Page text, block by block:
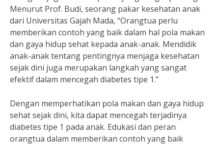
Menurut Prof. Budi, seorang pakar kesehatan anak
dari Universitas Gajah Mada, “Orangtua perlu
memberikan contoh yang baik dalam hal pola makan
dan gaya hidup sehat kepada anak-anak. Mendidik
anak-anak tentang pentingnya menjaga kesehatan
sejak dini juga merupakan langkah yang sangat
efektif dalam mencegah diabetes tipe 1.”
Dengan memperhatikan pola makan dan gaya hidup
sehat sejak dini, kita dapat mencegah terjadinya
diabetes tipe 1 pada anak. Edukasi dan peran
orangtua dalam memberikan contoh yang baik